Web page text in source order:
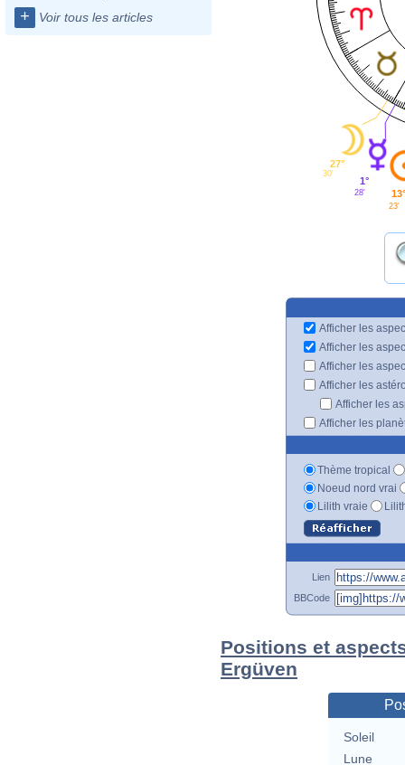
+ Voir tous les articles
27°
30'
1°
28'
23'
Afficher les
Afficher les
Afficher les
Afficher les
Afficher les
Afficher les
Thème tropical
Noeud nord vrai
Lilith vraie
Lien
BBCode
Positions et
Ergüven
Soleil
Lune